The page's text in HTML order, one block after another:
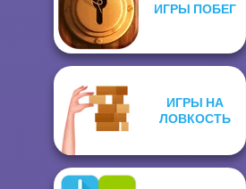
ИГРЫ ПОБЕГ
ИГРЫ НА
ЛОВКОСТЬ